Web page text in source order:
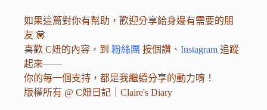
如果這篇對你有幫助，歡迎分享給身邊有需要的朋
友 💟
喜歡 C妞的內容，到 粉絲團 按個讚、 Instagram 追蹤
起來——
你的每一個支持，都是我繼續分享的動力唷！
版權所有 @ C妞日記｜Claire's Diary